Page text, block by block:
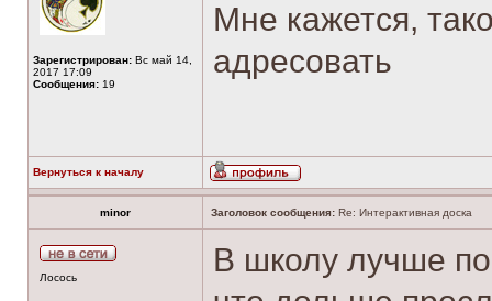
Зарегистрирован: Вс май 14,
2017 17:09
Сообщения: 19
Мне кажется,
адресовать
Вернуться к началу
minor Заголовок сообщения: Re: Интерактивная доска
Лосось
В школу лучше